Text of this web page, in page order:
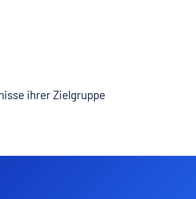
ihrer Zielgruppe